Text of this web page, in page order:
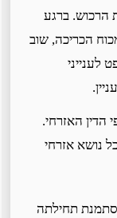
ברגע
הכריכה, שוב
הדין האזרחי.
נושא אזרחי
יוער כי בשלהי שנת 2003 מסתמנת תחילתה